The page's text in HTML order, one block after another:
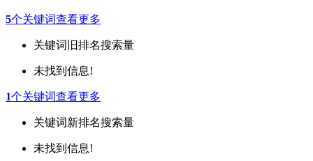
5个关键词查看更多
关键词 旧排名搜索量
未找到信息!
1个关键词查看更多
关键词新排名搜索量
未找到信息!